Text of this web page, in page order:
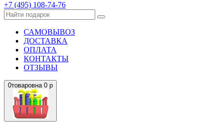
+7 (495) 108-74-76
САМОВЫВОЗ
ДОСТАВКА
ОПЛАТА
КОНТАКТЫ
ОТЗЫВЫ
0товаровна 0 р